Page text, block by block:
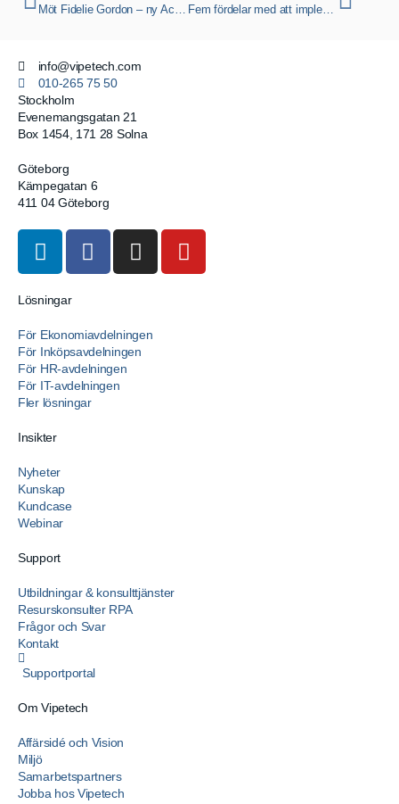
Möt Fidelie Gordon – ny Account Manager på Vipetech!
Fem fördelar med att implementera RPA i verksamheten
info@vipetech.com
010-265 75 50
Stockholm
Evenemangsgatan 21
Box 1454, 171 28 Solna
Göteborg
Kämpegatan 6
411 04 Göteborg
Lösningar
För Ekonomiavdelningen
För Inköpsavdelningen
För HR-avdelningen
För IT-avdelningen
Fler lösningar
Insikter
Nyheter
Kunskap
Kundcase
Webinar
Support
Utbildningar & konsulttjänster
Resurskonsulter RPA
Frågor och Svar
Kontakt
Supportportal
Om Vipetech
Affärsidé och Vision
Miljö
Samarbetspartners
Jobba hos Vipetech